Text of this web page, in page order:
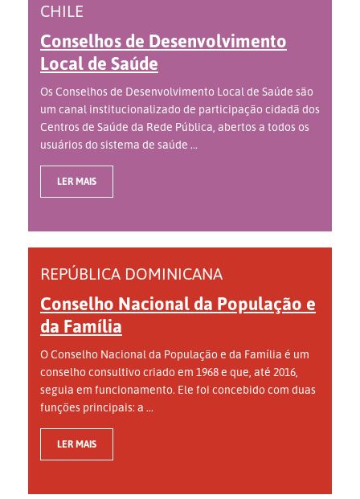
CHILE
Conselhos de Desenvolvimento
Local de Saúde
Os Conselhos de Desenvolvimento Local de Saúde são
um canal institucionalizado de participação cidadã dos
Centros de Saúde da Rede Pública, abertos a todos os
usuários do sistema de saúde ...
LER MAIS
REPÚBLICA DOMINICANA
Conselho Nacional da População e
da Família
O Conselho Nacional da População e da Família é um
conselho consultivo criado em 1968 e que, até 2016,
seguia em funcionamento. Ele foi concebido com duas
funções principais: a ...
LER MAIS